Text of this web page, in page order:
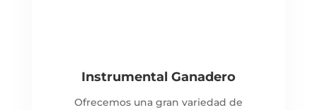
Instrumental Ganadero
Ofrecemos una gran variedad de